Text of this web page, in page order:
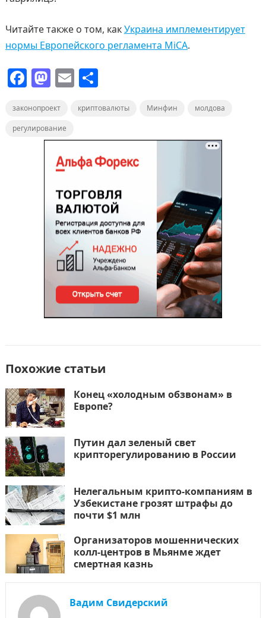
Читайте также о том, какУкраина имплементирует
нормы Европейского регламента MiCA.
F
c
e
M
st
o
d
o
n
E
ai
l
О
п
р
а
в
и
т
ь
законопроект криптовалюты Минфин
молдова
регулирование
Похожие статьи
Конец «холодным обзвонам» в
Европе?
Путин дал зеленый свет
крипторегулированию в России
Нелегальным крипто-компаниям в
Узбекистане грозят штрафы до
почти $1 млн
Организаторов мошеннических
колл-центров в Мьянме ждет
смертная казнь
Вадим Свидерский